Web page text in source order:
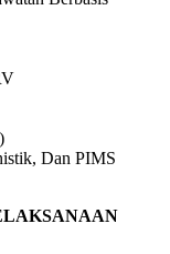
Dan PIMS